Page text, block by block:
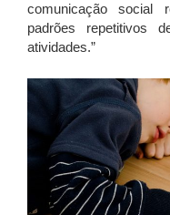
comunicação social
padrões repetitivos
atividades.”